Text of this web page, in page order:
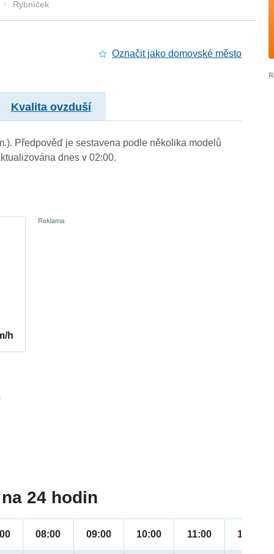
Rybníček
Označit jako domovské město
Kvalita ovzduší
Předpověď je sestavena podle několika modelů
dnes v 02:00.
h
24 hodin
08:00 09:00 10:00 11:00 12:00